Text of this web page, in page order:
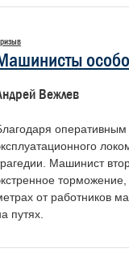
Вежлев
Машинист
торможение,
от работников
путях.